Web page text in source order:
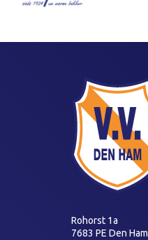
Rohorst 1a
7683 PE Den Ham